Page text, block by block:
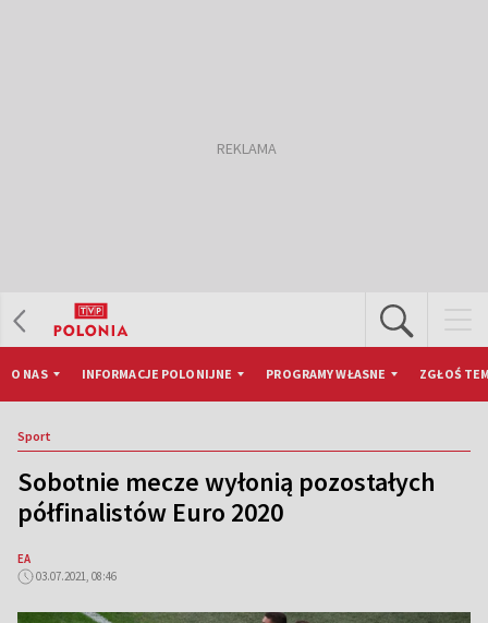
O NAS INFORMACJE POLONIJNE PROGRAMY WŁASNE ZGŁOŚ
Sport
Sobotnie mecze wyłonią pozostałych
półfinalistów Euro 2020
EA
03.07.2021, 08:46